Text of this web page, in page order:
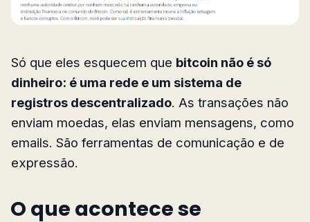
Só que eles esquecem que bitcoin não é só
dinheiro: é uma rede e um sistema de
registros descentralizado. As transações não
enviam moedas, elas enviam mensagens, como
emails. São ferramentas de comunicação e de
expressão.
O que acontece se